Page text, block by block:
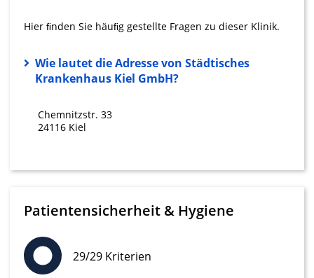
Hier ﬁnden Sie häuﬁg gestellte Fragen zu dieser Klinik.
Wie lautet die Adresse von Städtisches
Krankenhaus Kiel GmbH?
Chemnitzstr. 33
24116 Kiel
Patientensicherheit & Hygiene
29/29 Kriterien
Verwendung von Profilen zur Auswahl
personalisierter Inhalte
Messung der Werbeleistung
Analyse von Zielgruppen durch Statistiken
oder Kombinationen von Daten aus
Entwicklung und Verbesserung der
Verwendung reduzierter Daten zur Auswahl
IAB-Besonderheiten:
Verwendung genauer Standortdaten